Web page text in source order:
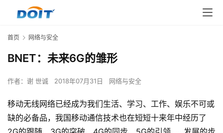
首页 网络与安全
BNET：未来6G的雏形
作者： 谢 世诚 2018年07月31日 网络与安全
移动无线网络已经成为我们生活、学习、工作、娱乐不可或
缺的必备品，我国移动通信技术也在短短十来年中经历了